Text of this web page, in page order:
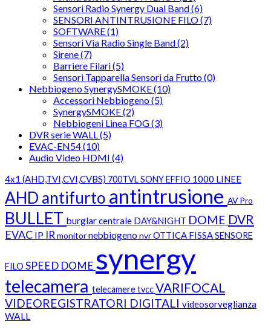
Sensori Radio Synergy Dual Band (6)
SENSORI ANTINTRUSIONE FILO (7)
SOFTWARE (1)
Sensori Via Radio Single Band (2)
Sirene (7)
Barriere Filari (5)
Sensori Tapparella Sensori da Frutto (0)
Nebbiogeno SynergySMOKE (10)
Accessori Nebbiogeno (5)
SynergySMOKE (2)
Nebbiogeni Linea FOG (3)
DVR serie WALL (5)
EVAC-EN54 (10)
Audio Video HDMI (4)
4x1 (AHD,TVI,CVI,CVBS) 700TVL SONY EFFIO 1000 LINEE
AHD antifurto antintrusione AV Pro
BULLET burglarcentrale DAY&NIGHT DOME DVR
EVAC IP IRmonitornebbiogeno nvrOTTICA FISSASENSORE
FILO SPEED DOME synergy
telecamera telecameretvccVARIFOCAL
VIDEOREGISTRATORI DIGITALI videosorveglianza
WALL